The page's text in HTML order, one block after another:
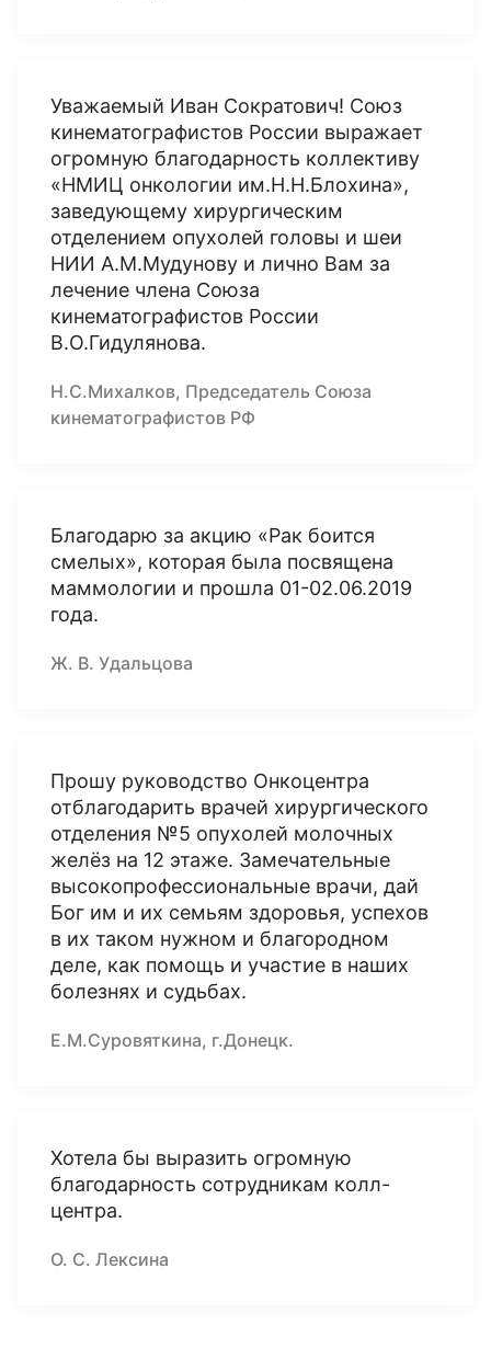
Уважаемый Иван Сократович! Союз
кинематографистов России выражает
огромную благодарность коллективу
«НМИЦ онкологии им.Н.Н.Блохина»,
заведующему хирургическим
отделением опухолей головы и шеи
НИИ А.М.Мудунову и лично Вам за
лечение члена Союза
кинематографистов России
В.О.Гидулянова.
Н.С.Михалков, Председатель Союза
кинематографистов РФ
Благодарю за акцию «Рак боится
смелых», которая была посвящена
маммологии и прошла 01-02.06.2019
года.
Ж. В. Удальцова
Прошу руководство Онкоцентра
отблагодарить врачей хирургического
отделения №5 опухолей молочных
желёз на 12 этаже. Замечательные
высокопрофессиональные врачи, дай
Бог им и их семьям здоровья, успехов
в их таком нужном и благородном
деле, как помощь и участие в наших
болезнях и судьбах.
Е.М.Суровяткина, г.Донецк.
Хотела бы выразить огромную
благодарность сотрудникам колл-
центра.
О. С. Лексина